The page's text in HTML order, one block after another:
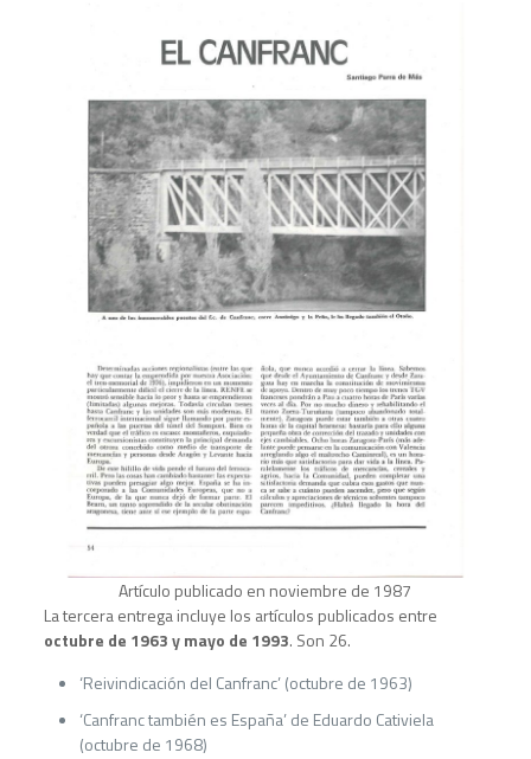
Artículo publicado en noviembre de 1987
La tercera entrega incluye los artículos publicados entre
octubre de 1963 y mayo de 1993. Son 26.
‘Reivindicación del Canfranc’ (octubre de 1963)
‘Canfranc también es España’ de Eduardo Cativiela
(octubre de 1968)